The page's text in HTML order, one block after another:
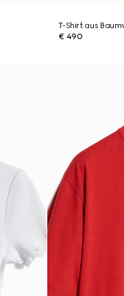
T-Shirt aus
€ 490